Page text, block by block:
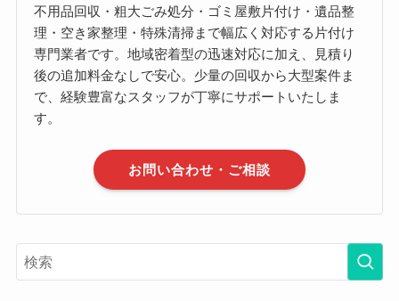
不用品回収・粗大ごみ処分・ゴミ屋敷片付け・遺品整
理・空き家整理・特殊清掃まで幅広く対応する片付け
専門業者です。地域密着型の迅速対応に加え、見積り
後の追加料金なしで安心。少量の回収から大型案件ま
で、経験豊富なスタッフが丁寧にサポートいたしま
す。
お問い合わせ・ご相談